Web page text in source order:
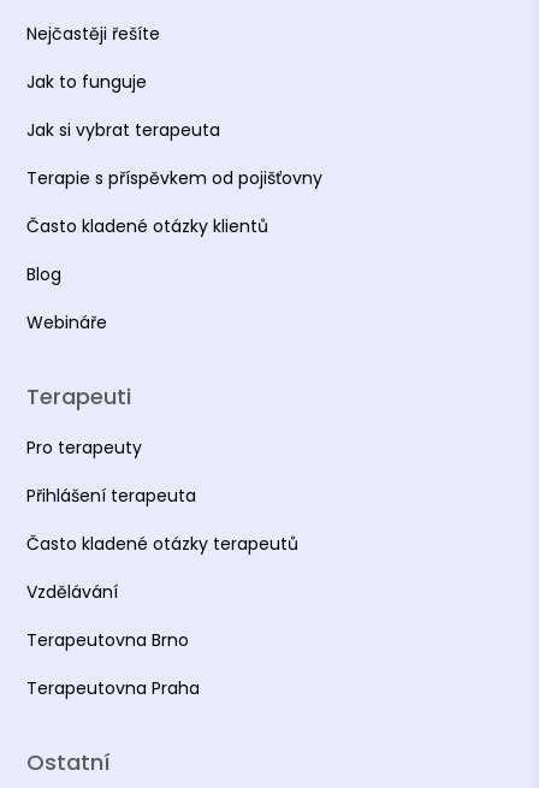
Nejčastěji řešíte
Jak to funguje
Jak si vybrat terapeuta
Terapie s příspěvkem od pojišťovny
Často kladené otázky klientů
Blog
Webináře
Terapeuti
Pro terapeuty
Přihlášení terapeuta
Často kladené otázky terapeutů
Vzdělávání
Terapeutovna Brno
Terapeutovna Praha
Ostatní